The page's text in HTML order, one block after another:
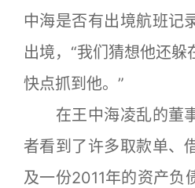
中海是否有出境航班记
出境，“我们猜想他还
快点抓到他。”
在王中海凌乱的董
者看到了许多取款单、
及一份2011年的资产负